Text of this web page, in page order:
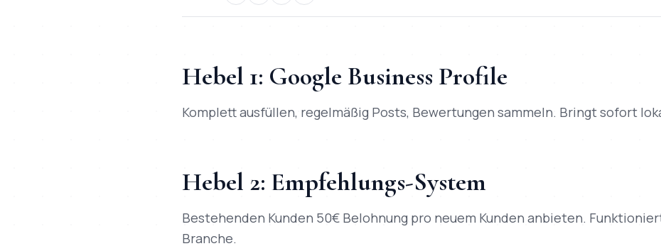
Hebel 1: Google Business Profile
Komplett ausfüllen, regelmäßig Posts, Bewertungen sammeln. Bringt sofort
Hebel 2: Empfehlungs-System
Bestehenden Kunden 50€ Belohnung pro neuem Kunden anbieten.
Branche.